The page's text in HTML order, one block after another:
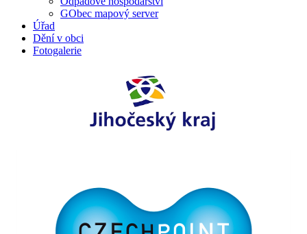
GObec mapový server
Úřad
Dění v obci
Fotogalerie